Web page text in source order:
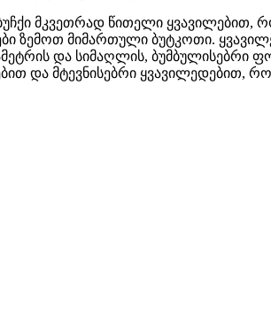
მკვეთრად წითელი
ზემოთ მიმართული ბუტკოთი.
და სიმაღლის,
და მტევნისებრი ყვავილედებით,